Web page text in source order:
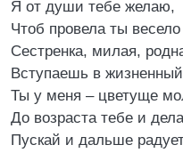
Я от души тебе желаю,
Чтоб провела ты весело
Сестренка, милая,
Вступаешь в жизненный
Ты у меня – цветуще
До возраста тебе и
Пускай и дальше